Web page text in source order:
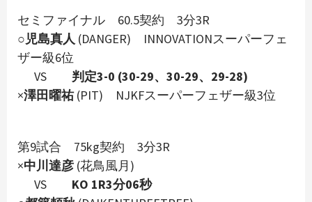
セミファイナル 60.5契約 3分3R
○児島真人 (DANGER) INNOVATIONスーパーフェ
ザー級6位
VS 判定3-0 (30-29、30-29、29-28)
×澤田曜祐(PIT) NJKFスーパーフェザー級3位
第9試合 75kg契約 3分3R
×中川達彦 (花鳥風月)
VS KO 1R3分06秒